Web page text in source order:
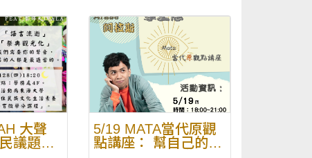
大聲
議題討
5/19 MATA當代原觀
點講座： 幫自己的生